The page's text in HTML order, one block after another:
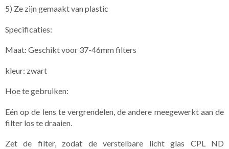
5) Ze zijn gemaakt van plastic
Specificaties:
Maat: Geschikt voor 37-46mm filters
kleur: zwart
Hoe te gebruiken:
Eén op de lens te vergrendelen, de andere meegewerkt aan de
filter los te draaien.
Zet de filter, zodat de verstelbare licht glas CPL ND